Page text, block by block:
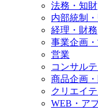
法務・知財
内部統制
経理・財務
事業企画
営業
コンサル
商品企画
クリエイ
WEB・ア